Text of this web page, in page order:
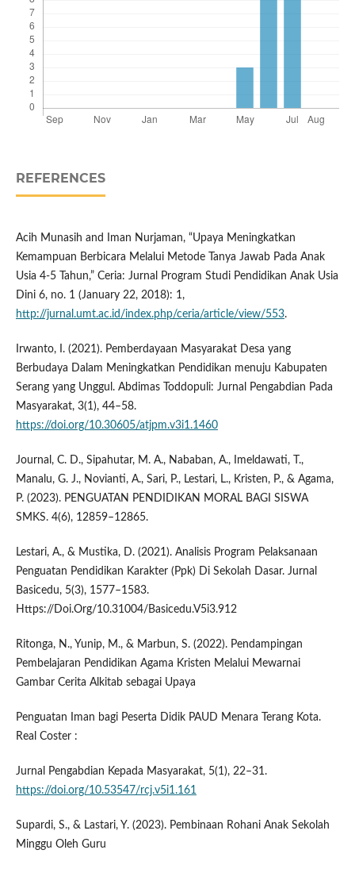
REFERENCES
Acih Munasih and Iman Nurjaman, “Upaya Meningkatkan
Kemampuan Berbicara Melalui Metode Tanya Jawab Pada Anak
Usia 4-5 Tahun,” Ceria: Jurnal Program Studi Pendidikan Anak Usia
Dini 6, no. 1 (January 22, 2018): 1,
http://jurnal.umt.ac.id/index.php/ceria/article/view/553.
Irwanto, I. (2021). Pemberdayaan Masyarakat Desa yang
Berbudaya Dalam Meningkatkan Pendidikan menuju Kabupaten
Serang yang Unggul. Abdimas Toddopuli: Jurnal Pengabdian Pada
Masyarakat, 3(1), 44–58.
https://doi.org/10.30605/atjpm.v3i1.1460
Journal, C. D., Sipahutar, M. A., Nababan, A., Imeldawati, T.,
Manalu, G. J., Novianti, A., Sari, P., Lestari, L., Kristen, P., & Agama,
P. (2023). PENGUATAN PENDIDIKAN MORAL BAGI SISWA
SMKS. 4(6), 12859–12865.
Lestari, A., & Mustika, D. (2021). Analisis Program Pelaksanaan
Penguatan Pendidikan Karakter (Ppk) Di Sekolah Dasar. Jurnal
Basicedu, 5(3), 1577–1583.
Https://Doi.Org/10.31004/Basicedu.V5i3.912
Ritonga, N., Yunip, M., & Marbun, S. (2022). Pendampingan
Pembelajaran Pendidikan Agama Kristen Melalui Mewarnai
Gambar Cerita Alkitab sebagai Upaya
Penguatan Iman bagi Peserta Didik PAUD Menara Terang Kota.
Real Coster :
Jurnal Pengabdian Kepada Masyarakat, 5(1), 22–31.
https://doi.org/10.53547/rcj.v5i1.161
Supardi, S., & Lastari, Y. (2023). Pembinaan Rohani Anak Sekolah
Minggu Oleh Guru